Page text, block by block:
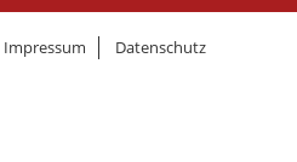
Impressum Datenschutz